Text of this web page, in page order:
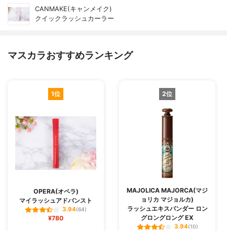
CANMAKE(キャンメイク)
クイックラッシュカーラー
マスカラおすすめランキング
1位
OPERA(オペラ)
マイラッシュアドバンスト
3.94(64)
¥780
2位
MAJOLICA MAJORCA(マジ
ョリカ マジョルカ)
ラッシュエキスパンダー ロン
グロングロング EX
3.94(10)